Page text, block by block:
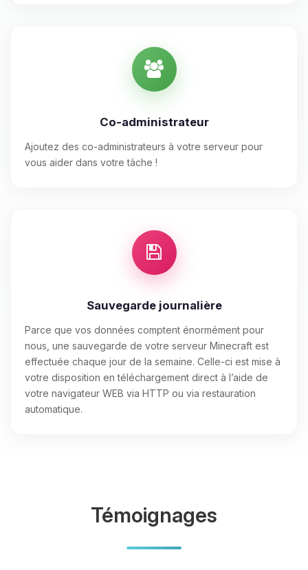
Co-administrateur
Ajoutez des co-administrateurs à votre serveur pour
vous aider dans votre tâche !
Sauvegarde journalière
Parce que vos données comptent énormément pour
nous, une sauvegarde de votre serveur Minecraft est
effectuée chaque jour de la semaine. Celle-ci est mise à
votre disposition en téléchargement direct à l’aide de
votre navigateur WEB via HTTP ou via restauration
automatique.
Témoignages